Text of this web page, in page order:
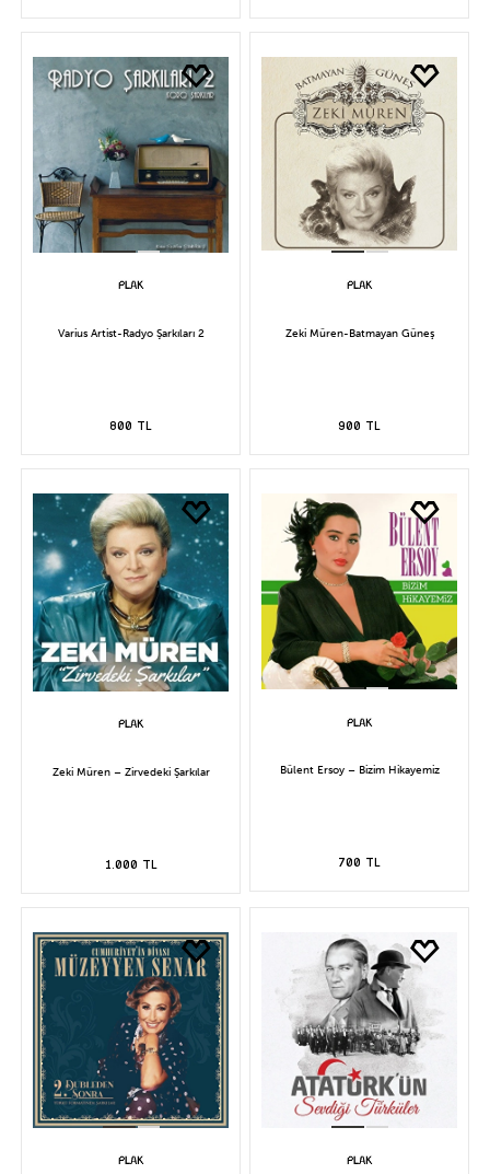
Varius Artist-Radyo Şarkıları 2
800 TL
Zeki Müren-Batmayan Güneş
900 TL
Zeki Müren – Zirvedeki Şarkılar
1.000 TL
Bülent Ersoy – Bizim Hikayemiz
700 TL